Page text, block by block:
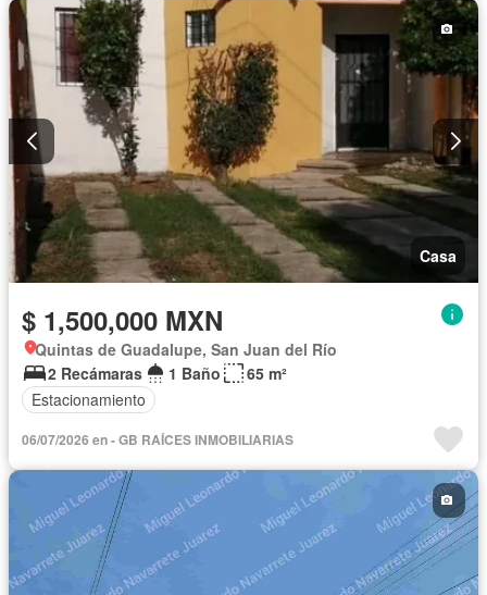
Casa
$ 1,500,000 MXN
Quintas de Guadalupe, San Juan del Río
2 Recámaras
1 Baño
65 m²
Estacionamiento
06/07/2026 en - GB RAÍCES INMOBILIARIAS